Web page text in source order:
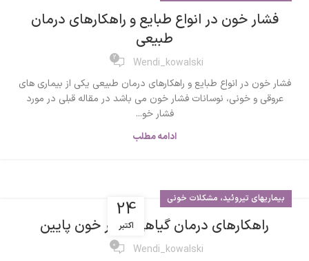
فشار خون در انواع طبایع و راهکارهای درمان
طبیعی
Wendi_kowalski
2
فشار خون در انواع طبایع و راهکارهای درمان طبیعی یکی از بیماری های
عروقی و خونی، نوسانات فشار خون می باشد در مقاله قبلی در مورد
فشار خو...
ادامه مطلب
24
اکتبر
بیماریهای تیروئید، مشکلات خونی
راهکارهای درمان گیاهی فشار خون پایین
Wendi_kowalski
0